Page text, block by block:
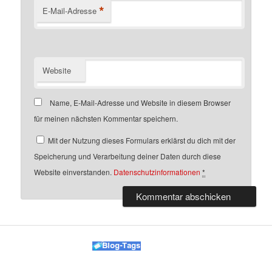
E-Mail-Adresse *
Website
Name, E-Mail-Adresse und Website in diesem Browser
für meinen nächsten Kommentar speichern.
Mit der Nutzung dieses Formulars erklärst du dich mit der
Speicherung und Verarbeitung deiner Daten durch diese
Website einverstanden. Datenschutzinformationen *